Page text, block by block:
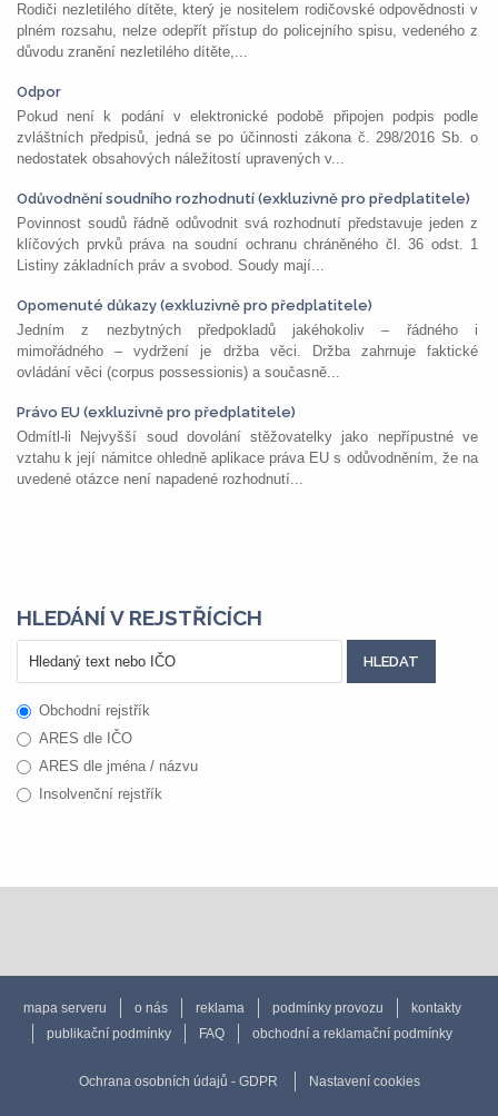
Rodiči nezletilého dítěte, který je nositelem rodičovské odpovědnosti v
plném rozsahu, nelze odepřít přístup do policejního spisu, vedeného z
důvodu zranění nezletilého dítěte,...
Odpor
Pokud není k podání v elektronické podobě připojen podpis podle
zvláštních předpisů, jedná se po účinnosti zákona č. 298/2016 Sb. o
nedostatek obsahových náležitostí upravených v...
Odůvodnění soudního rozhodnutí (exkluzivně pro předplatitele)
Povinnost soudů řádně odůvodnit svá rozhodnutí představuje jeden z
klíčových prvků práva na soudní ochranu chráněného čl. 36 odst. 1
Listiny základních práv a svobod. Soudy mají...
Opomenuté důkazy (exkluzivně pro předplatitele)
Jedním z nezbytných předpokladů jakéhokoliv – řádného i
mimořádného – vydržení je držba věci. Držba zahrnuje faktické
ovládání věci (corpus possessionis) a současně...
Právo EU (exkluzivně pro předplatitele)
Odmítl-li Nejvyšší soud dovolání stěžovatelky jako nepřípustné ve
vztahu k její námitce ohledně aplikace práva EU s odůvodněním, že na
uvedené otázce není napadené rozhodnutí...
HLEDÁNÍ V REJSTŘÍCÍCH
Obchodní rejstřík
ARES dle IČO
ARES dle jména / názvu
Insolvenční rejstřík
mapa serveru o nás reklama podmínky provozu
kontakty
publikační podmínky
FAQ obchodní a reklamační podmínky
Ochrana osobních údajů - GDPR Nastavení cookies